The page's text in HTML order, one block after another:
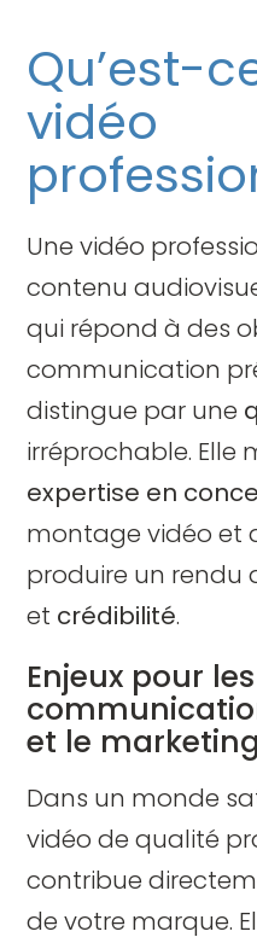
Qu’est-
vidéo
Une vidéo
contenu
qui répond à des
communication
distingue par une
irréprochable. Elle
expertise en
montage vidéo et
produire un rendu
et crédibilité.
Enjeux pour les
et le
Dans un monde
vidéo de qualité
contribue
de votre marque.